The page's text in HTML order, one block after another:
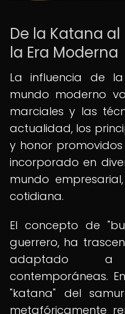
De la Katana al
la Era Moderna
La influencia de
mundo moderno
marciales y las
actualidad, los
y honor
incorporado en
mundo
cotidiana.
El concepto de
guerrero, ha
adaptado a
contemporáneas.
"katana" del
metafóricamente